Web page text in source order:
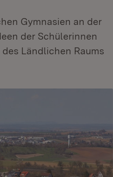
Gymnasien an der
der Schülerinnen
Ländlichen Raums